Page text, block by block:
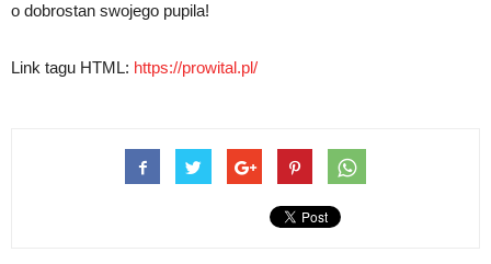
o dobrostan swojego pupila!
Link tagu HTML: https://prowital.pl/